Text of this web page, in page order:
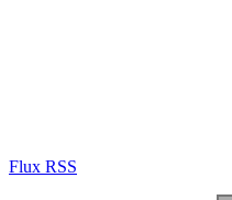
Flux RSS